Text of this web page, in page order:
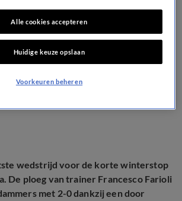
af met
overwinning op
wedstrijd voor de korte winterstop
De ploeg van trainer Francesco Farioli
met 2-0 dankzij een door
Alle cookies accepteren
Huidige keuze opslaan
Voorkeuren beheren